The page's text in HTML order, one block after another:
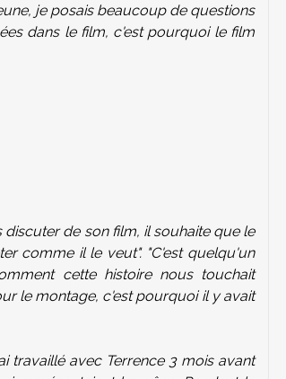
je posais beaucoup de questions
dans le film, c'est pourquoi le film
discuter de son film, il souhaite que le
comme il le veut". "C'est quelqu'un
cette histoire nous touchait
le montage, c'est pourquoi il y avait
travaillé avec Terrence 3 mois avant